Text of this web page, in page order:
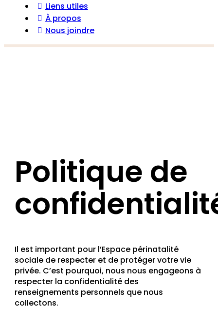
Liens utiles
À propos
Nous joindre
Politique de
Il est important pour l’Espace périnatalité
sociale de respecter et de protéger votre vie
privée. C’est pourquoi, nous nous engageons à
respecter la confidentialité des
renseignements personnels que nous
collectons.